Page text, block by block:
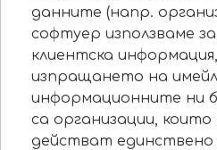
данните (напр.
софтуер използваме
клиентска
изпращането на
информационните ни
са организации, които
действат